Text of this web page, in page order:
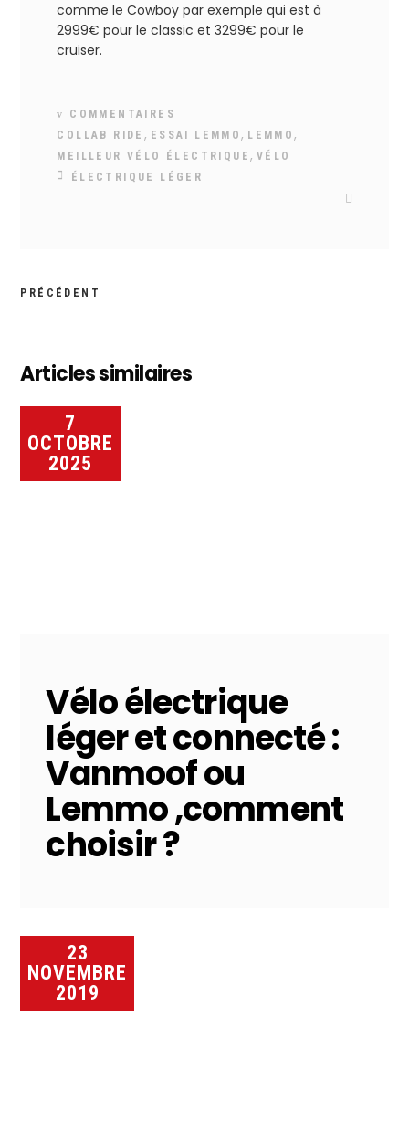
comme le Cowboy par exemple qui est à
2999€ pour le classic et 3299€ pour le
cruiser.
COMMENTAIRES
COLLAB RIDE , ESSAI LEMMO, LEMMO,
MEILLEUR VÉLO ÉLECTRIQUE,VÉLO
ÉLECTRIQUE LÉGER
PRÉCÉDENT
Articles similaires
7
OCTOBRE
2025
Vélo électrique
léger et connecté :
Vanmoof ou
Lemmo ,comment
choisir ?
23
NOVEMBRE
2019